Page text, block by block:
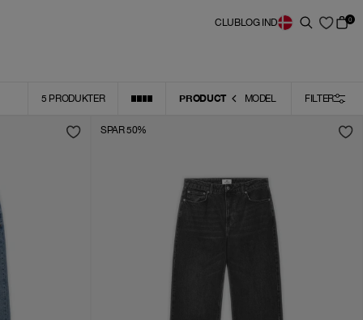
CLUBLOG IND 0
5 PRODUKTER PRODUCT MODEL FILTER
SPAR 50%